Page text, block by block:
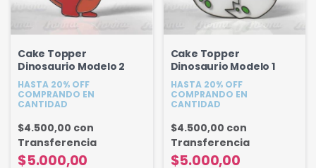
Cake Topper
Dinosaurio Modelo 2
HASTA 20% OFF
COMPRANDO EN
CANTIDAD
$5.000,00
$4.500,00 con
Transferencia
Cake Topper
Dinosaurio Modelo 1
HASTA 20% OFF
COMPRANDO EN
CANTIDAD
$5.000,00
$4.500,00 con
Transferencia